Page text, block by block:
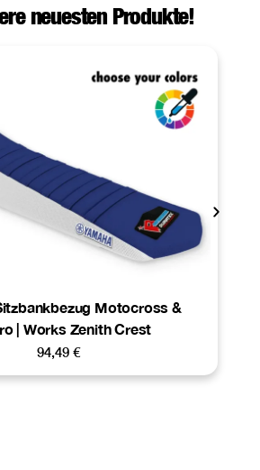
neuesten Produkte!
Motocross &
| Works Zenith Crest
94,49 €